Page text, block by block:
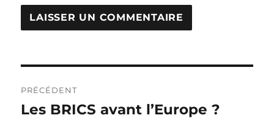
de
PRÉCÉDENT
Publication
Les BRICS avant l’Europe ?